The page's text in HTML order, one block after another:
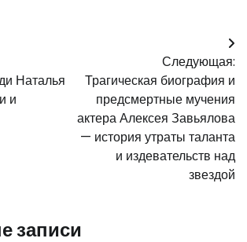
Наталья
и
Следующая:
Трагическая биография и
предсмертные мучения
актера Алексея Завьялова
— история утраты таланта
и издевательств над
звездой
записи